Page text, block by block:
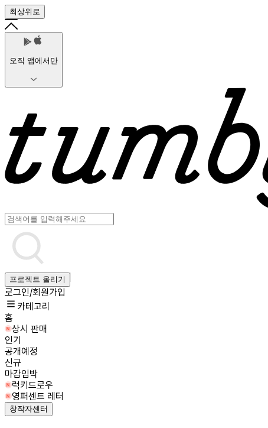
최상위로
오직 앱에서만
프로젝트 올리기
로그인/회원가입
카테고리
홈
상시 판매
인기
공개예정
신규
마감임박
럭키드로우
영퍼센트 레터
창작자센터